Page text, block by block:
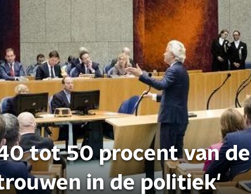
tot 50 procent van de
in de politiek'